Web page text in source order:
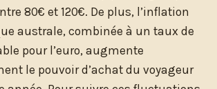
80€ et 120€. De plus, l’inflation
australe, combinée à un taux de
pour l’euro, augmente
le pouvoir d’achat du voyageur